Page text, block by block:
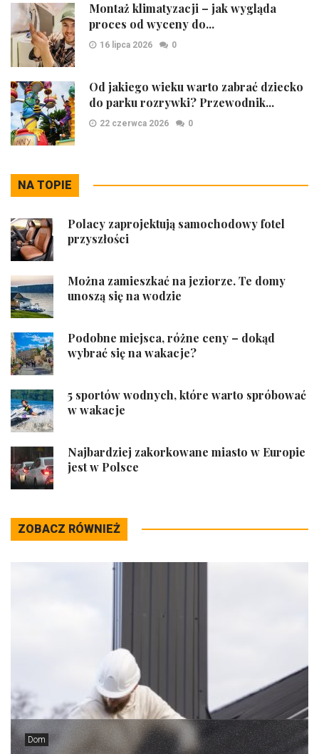
Montaż klimatyzacji – jak wygląda
proces od wyceny do...
16 lipca 2026 0
Od jakiego wieku warto zabrać dziecko
do parku rozrywki? Przewodnik...
22 czerwca 2026 0
NA TOPIE
Polacy zaprojektują samochodowy fotel
przyszłości
Można zamieszkać na jeziorze. Te domy
unoszą się na wodzie
Podobne miejsca, różne ceny – dokąd
wybrać się na wakacje?
5 sportów wodnych, które warto spróbować
w wakacje
Najbardziej zakorkowane miasto w Europie
jest w Polsce
ZOBACZ RÓWNIEŻ
Dom